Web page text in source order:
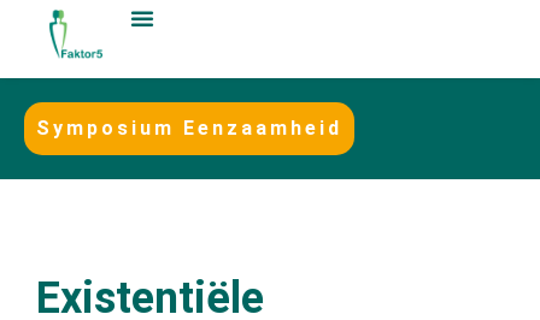
Symposium Eenzaamheid
Existentiële